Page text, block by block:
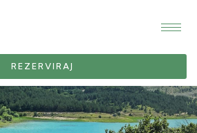
REZERVIRAJ